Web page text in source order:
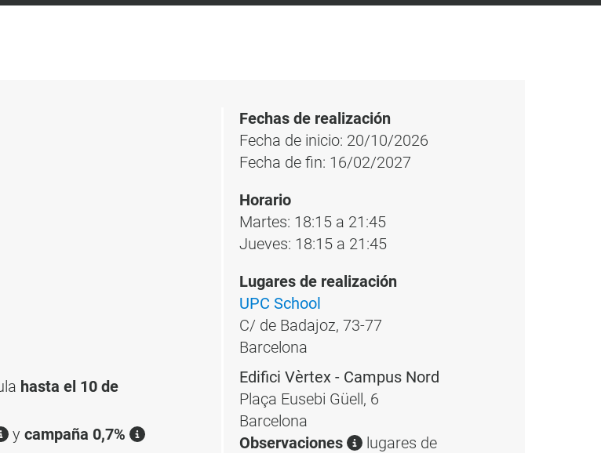
hasta el 10 de
y campaña 0,7%
Fechas de realización
Fecha de inicio: 20/10/2026
Fecha de fin: 16/02/2027
Horario
Martes: 18:15 a 21:45
Jueves: 18:15 a 21:45
Lugares de realización
UPC School
C/ de Badajoz, 73-77
Barcelona
Edifici Vèrtex - Campus Nord
Plaça Eusebi Güell, 6
Barcelona
Observaciones
lugares de